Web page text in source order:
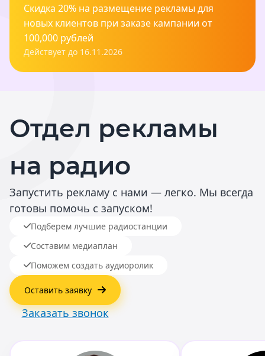
Скидка 20% на размещение рекламы для
новых клиентов при заказе кампании от
100,000 рублей
Действует до 16.11.2026
Отдел рекламы
на радио
Запустить рекламу с нами — легко. Мы всегда
готовы помочь с запуском!
Подберем лучшие радиостанции
Составим медиаплан
Поможем создать аудиоролик
Оставить заявку
Заказать звонок